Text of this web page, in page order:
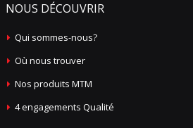
NOUS DÉCOUVRIR
Qui sommes-nous?
Où nous trouver
Nos produits MTM
4 engagements Qualité